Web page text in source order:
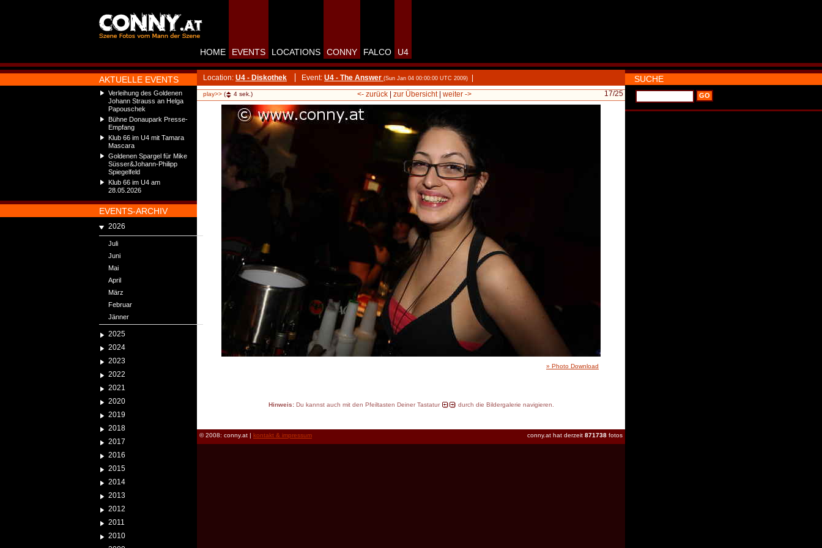
AKTUELLE EVENTS
Verleihung des Goldenen
Johann Strauss an Helga
Papouschek
Bühne Donaupark Presse-
Empfang
Klub 66 im U4 mit Tamara
Mascara
Goldenen Spargel für Mike
Süsser&Johann-Philipp
Spiegelfeld
Klub 66 im U4 am
28.05.2026
EVENTS-ARCHIV
2026
Juli
Juni
Mai
April
März
Februar
Jänner
2025
2024
2023
2022
2021
2020
2019
2018
2017
2016
2015
2014
2013
2012
2011
2010
HOME EVENTS LOCATIONS CONNY FALCO U4
Location: U4 - Diskothek Event: U4 - The Answer (Sun Jan 04 00:00:00 UTC 2009)
play>> ( 4 sek.) 17/25
<- zurück| zur Übersicht| weiter ->
» Photo Download
Hinweis:Du kannst auch mit den Pfeiltasten Deiner Tastatur durch die Bildergalerie navigieren.
conny.at hat derzeit 871738 fotos
© 2008: conny.at | kontakt & impressum
SUCHE